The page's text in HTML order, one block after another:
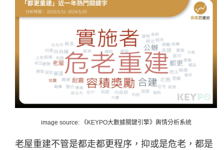
image source: 《KEYPO大數據關鍵引擎》輿情分析系統
老屋重建不管是都走都更程序，抑或是危老，都是